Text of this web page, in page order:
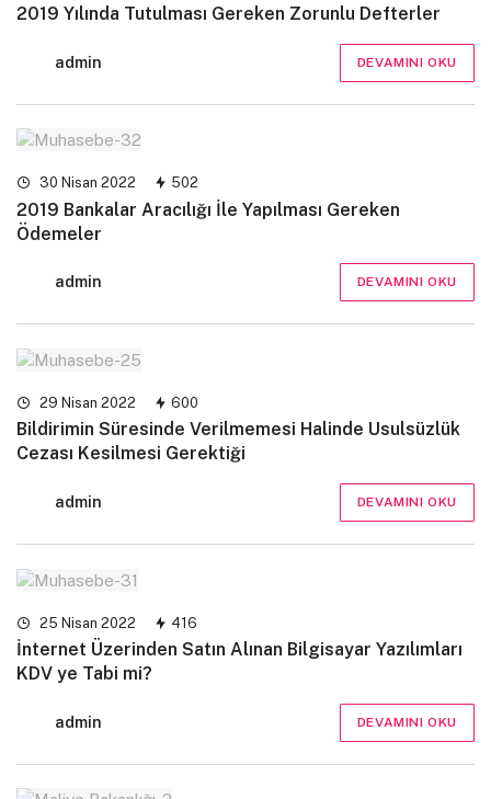
2019 Yılında Tutulması Gereken Zorunlu Defterler
admin DEVAMINI OKU
30 Nisan 2022 502
2019 Bankalar Aracılığı İle Yapılması Gereken
Ödemeler
admin DEVAMINI OKU
29 Nisan 2022 600
Bildirimin Süresinde Verilmemesi Halinde Usulsüzlük
Cezası Kesilmesi Gerektiği
admin DEVAMINI OKU
25 Nisan 2022 416
İnternet Üzerinden Satın Alınan Bilgisayar Yazılımları
KDV ye Tabi mi?
admin DEVAMINI OKU